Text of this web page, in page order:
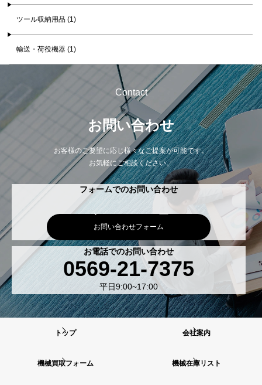
ツール収納用品 (1)
輸送・荷役機器 (1)
Contact
お問い合わせ
お客様のご要望に応じ様々なご提案が可能です。
お気軽にご相談ください。
フォームでのお問い合わせ
お問い合わせフォーム
お電話でのお問い合わせ
0569-21-7375
平日9:00~17:00
トップ 会社案内
機械買取フォーム 機械在庫リスト